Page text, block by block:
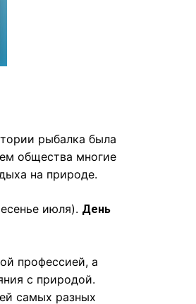
рыбалка была
общества многие
на природе.
июля). День
профессией, а
с природой.
самых разных